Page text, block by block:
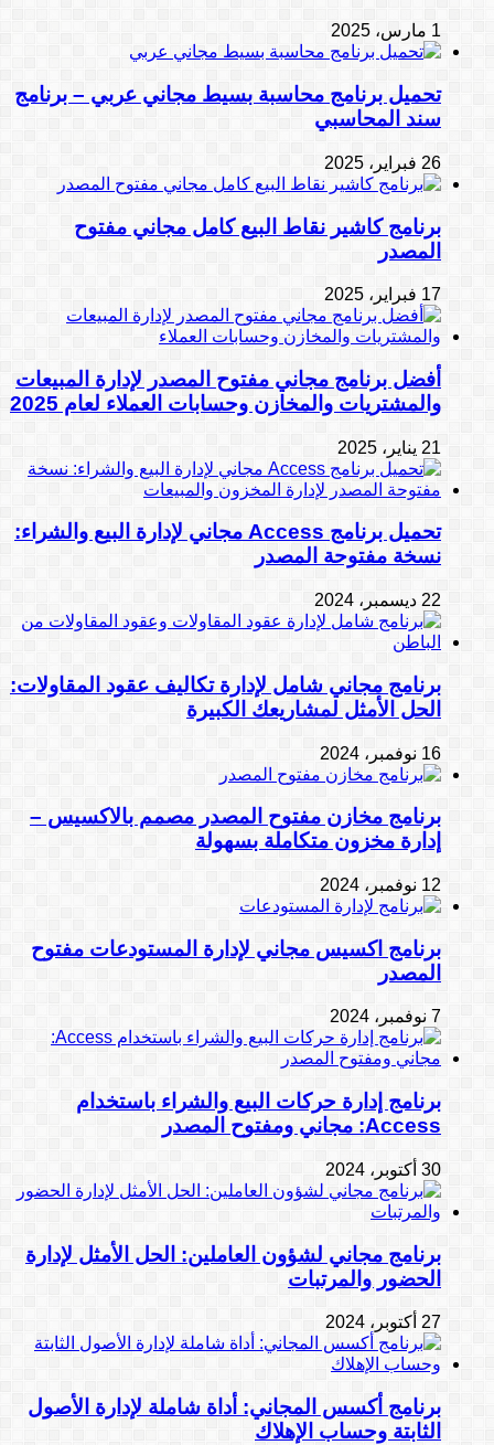
1 مارس، 2025
تحميل برنامج محاسبة بسيط مجاني عربي – برنامج
سند المحاسبي
26 فبراير، 2025
برنامج كاشير نقاط البيع كامل مجاني مفتوح
المصدر
17 فبراير، 2025
أفضل برنامج مجاني مفتوح المصدر لإدارة المبيعات
والمشتريات والمخازن وحسابات العملاء لعام 2025
21 يناير، 2025
تحميل برنامج Access مجاني لإدارة البيع والشراء:
نسخة مفتوحة المصدر
22 ديسمبر، 2024
برنامج مجاني شامل لإدارة تكاليف عقود المقاولات:
الحل الأمثل لمشاريعك الكبيرة
16 نوفمبر، 2024
برنامج مخازن مفتوح المصدر مصمم بالاكسيس –
إدارة مخزون متكاملة بسهولة
12 نوفمبر، 2024
برنامج اكسيس مجاني لإدارة المستودعات مفتوح
المصدر
7 نوفمبر، 2024
برنامج إدارة حركات البيع والشراء باستخدام
Access: مجاني ومفتوح المصدر
30 أكتوبر، 2024
برنامج مجاني لشؤون العاملين: الحل الأمثل لإدارة
الحضور والمرتبات
27 أكتوبر، 2024
برنامج أكسس المجاني: أداة شاملة لإدارة الأصول
الثابتة وحساب الإهلاك